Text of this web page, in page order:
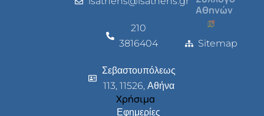
210
3816404
Σεβαστουπόλεως
113, 11526, Αθήνα
Χρήσιμα
Εφημερίες
Αθηνών
Sitemap